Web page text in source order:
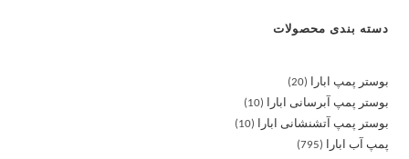
دسته بندی محصولات
بوستر پمپ ابارا
20
بوستر پمپ آبرسانی ابارا
10
بوستر پمپ آتشنشانی ابارا
10
پمپ آب ابارا
795